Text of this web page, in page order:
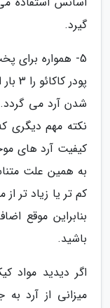
گیرد.
5- همواره برای
شدن آرد می
نکته مهم دیگری
کیفیت آرد های
به همین علت
کم تر یا زیاد تر
بنابراین موقع
باشید.
اگر دیدید
میزانی از آرد